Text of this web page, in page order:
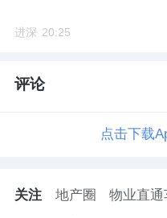
设备更新行动方案，
国家政策的节点。在
求三者共振的黄金发
进深 20:25
评论
点击下载
关注 地产圈 物业直通